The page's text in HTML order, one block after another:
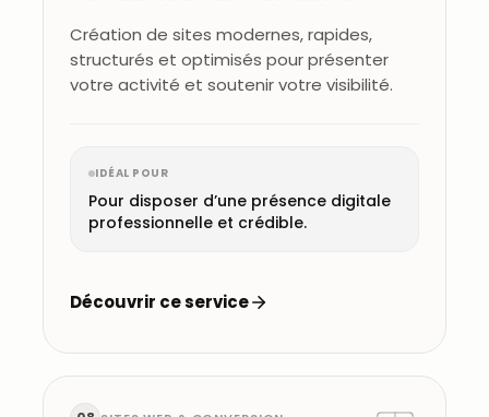
Création de sites modernes, rapides,
structurés et optimisés pour présenter
votre activité et soutenir votre visibilité.
IDÉAL POUR
Pour disposer d’une présence digitale
professionnelle et crédible.
Découvrir ce service